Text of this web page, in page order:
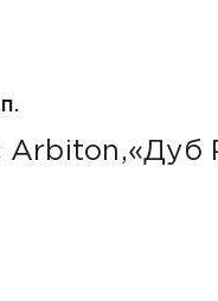
Arbiton,«Дуб